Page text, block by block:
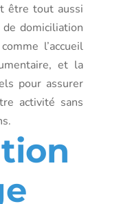
être tout aussi
domiciliation
l’accueil
et la
pour assurer
activité sans